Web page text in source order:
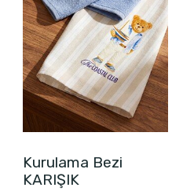
Kurulama Bezi
KARIŞIK